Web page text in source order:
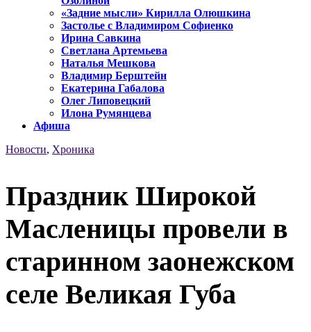
«Задние мысли» Кирилла Олюшкина
Застолье с Владимиром Софиенко
Ирина Савкина
Светлана Артемьева
Наталья Мешкова
Владимир Берштейн
Екатерина Габалова
Олег Липовецкий
Илона Румянцева
Афиша
Новости, Хроника
Праздник Широкой
Масленицы провели в
старинном заонежском
селе Великая Губа